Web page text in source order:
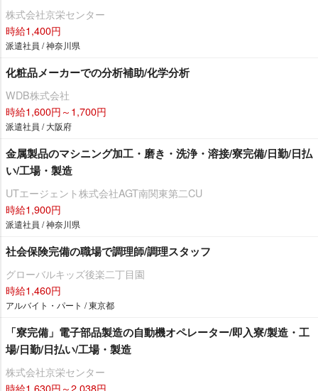
株式会社京栄センター
時給1,400円
派遣社員 / 神奈川県
化粧品メーカーでの分析補助/化学分析
WDB株式会社
時給1,600円～1,700円
派遣社員 / 大阪府
金属製品のマシニング加工・磨き・洗浄・溶接/寮完備/日勤/日払
い/工場・製造
UTエージェント株式会社AGT南関東第二CU
時給1,900円
派遣社員 / 神奈川県
社会保険完備の職場で調理師/調理スタッフ
グローバルキッズ後楽二丁目園
時給1,460円
アルバイト・パート / 東京都
「寮完備」電子部品製造の自動機オペレーター/即入寮/製造・工
場/日勤/日払い/工場・製造
株式会社京栄センター
時給1,630円～2,038円